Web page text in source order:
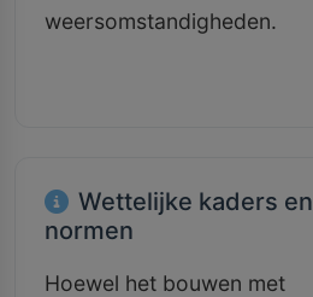
weersomstandigheden.
Wettelijke kaders en
normen
Hoewel het bouwen met